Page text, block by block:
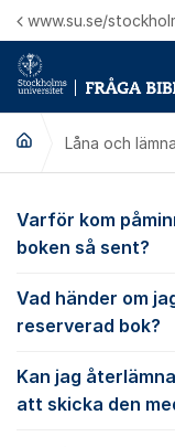
Hoppa till innehåll
www.su.se/
Låna och lämna
Låna
Varför kom
boken så sent?
Vad händer om
reserverad bok?
Kan jag
att skicka den